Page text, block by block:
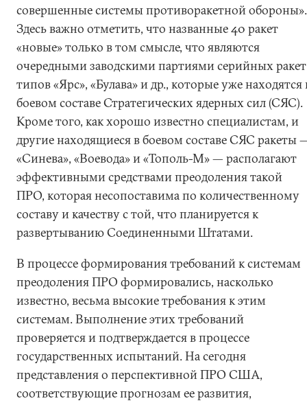
совершенные системы противоракетной обороны».
Здесь важно отметить, что названные 40 ракет
«новые» только в том смысле, что являются
очередными заводскими партиями серийных ракет
типов «Ярс», «Булава» и др., которые уже находятся
боевом составе Стратегических ядерных сил (СЯС).
Кроме того, как хорошо известно специалистам, и
другие находящиеся в боевом составе СЯС ракеты
«Синева», «Воевода» и «Тополь-М» — располагают
эффективными средствами преодоления такой
ПРО, которая несопоставима по количественному
составу и качеству с той, что планируется к
развертыванию Соединенными Штатами.
В процессе формирования требований к системам
преодоления ПРО формировались, насколько
известно, весьма высокие требования к этим
системам. Выполнение этих требований
проверяется и подтверждается в процессе
государственных испытаний. На сегодня
представления о перспективной ПРО США,
соответствующие прогнозам ее развития,